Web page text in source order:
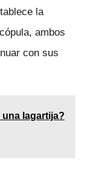
la
ambos
con sus
una lagartija?